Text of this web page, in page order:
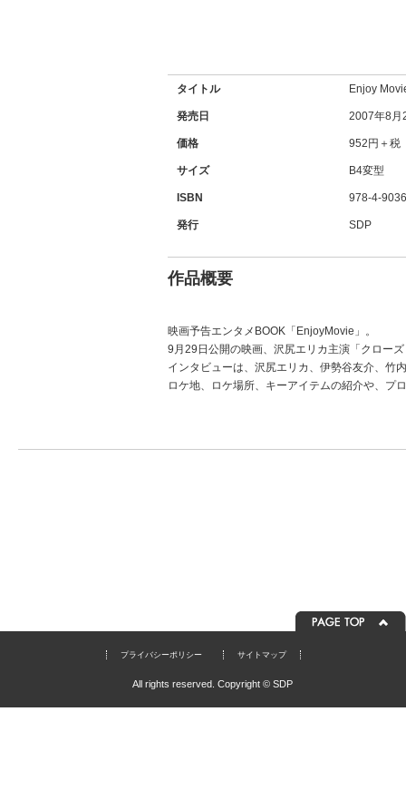
タイトル Enjoy
発売日 2007年8月
価格 952円＋税
サイズ B4変型
ISBN 978-4-
発行 SDP
作品概要
映画予告エンタメBOOK「EnjoyMovie」。
9月29日公開の映画、沢尻エリカ主演「クロー
インタビューは、沢尻エリカ、伊勢谷友介、竹
ロケ地、ロケ場所、キーアイテムの紹介や、プ
プライバシーポリシー サイトマップ
All rights reserved. Copyright © SDP